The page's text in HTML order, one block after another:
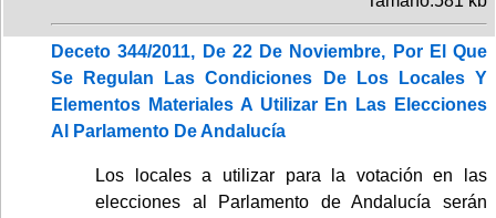
Deceto 344/2011, De 22 De Noviembre, Por El Que
Se Regulan Las Condiciones De Los Locales Y
Elementos Materiales A Utilizar En Las Elecciones
Al Parlamento De Andalucía
Los locales a utilizar para la votación en las
elecciones al Parlamento de Andalucía serán